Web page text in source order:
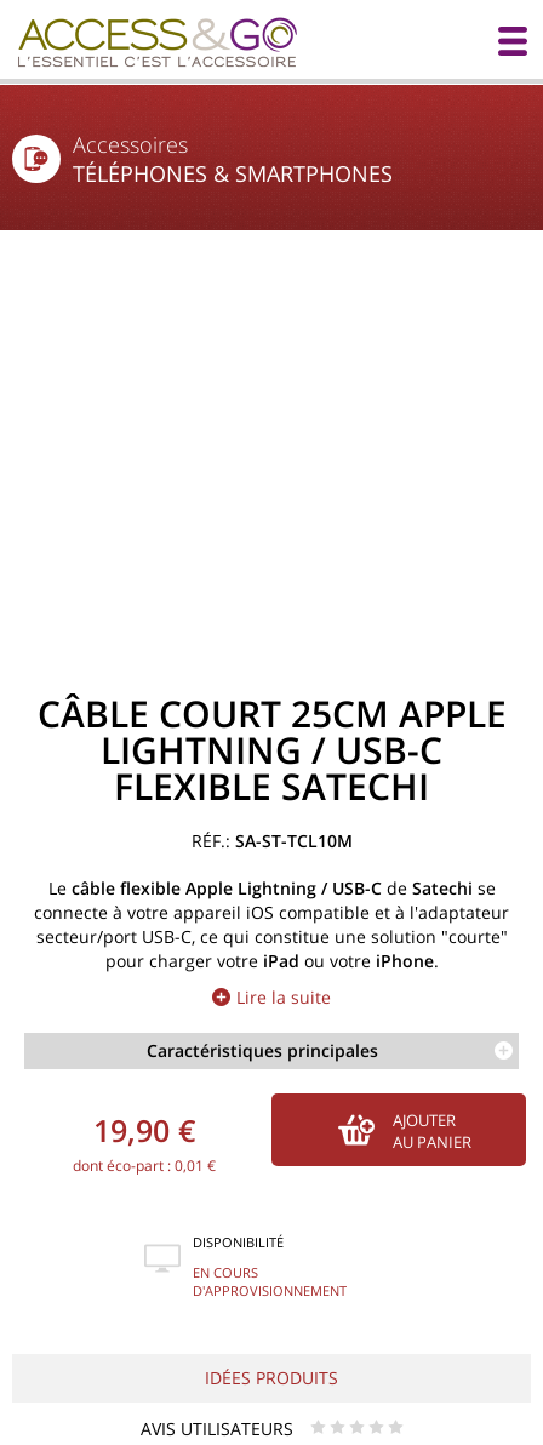
Accessoires
TÉLÉPHONES & SMARTPHONES
CÂBLE COURT 25CM APPLE
LIGHTNING / USB-C
FLEXIBLE SATECHI
SA-ST-TCL10M
Le câble flexible Apple Lightning / USB-Cde Satechi se
connecte à votre appareil iOS compatible et à l'adaptateur
secteur/port USB-C, ce qui constitue une solution "courte"
pour charger votre iPad ou votre iPhone.
Lire la suite
Caractéristiques principales
19,90 €
dont éco-part : 0,01 €
AJOUTER
AU PANIER
DISPONIBILITÉ
EN COURS
D'APPROVISIONNEMENT
IDÉES PRODUITS
AVIS UTILISATEURS * * * * *